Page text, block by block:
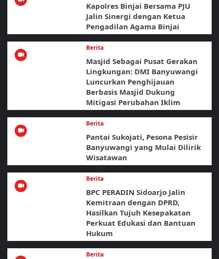
Kapolres Binjai Bersama PJU
Jalin Sinergi dengan Ketua
Pengadilan Agama Binjai
Berita
Masjid Sebagai Pusat Gerakan
Lingkungan: DMI Banyuwangi
Luncurkan Penghijauan
Berbasis Masjid Dukung
Mitigasi Perubahan Iklim
Berita
Pantai Sukojati, Pesona Pesisir
Banyuwangi yang Mulai Dilirik
Wisatawan
Berita
BPC PERADIN Sidoarjo Jalin
Kemitraan dengan DPRD,
Hasilkan Tujuh Kesepakatan
Perkuat Edukasi dan Bantuan
Hukum
Berita